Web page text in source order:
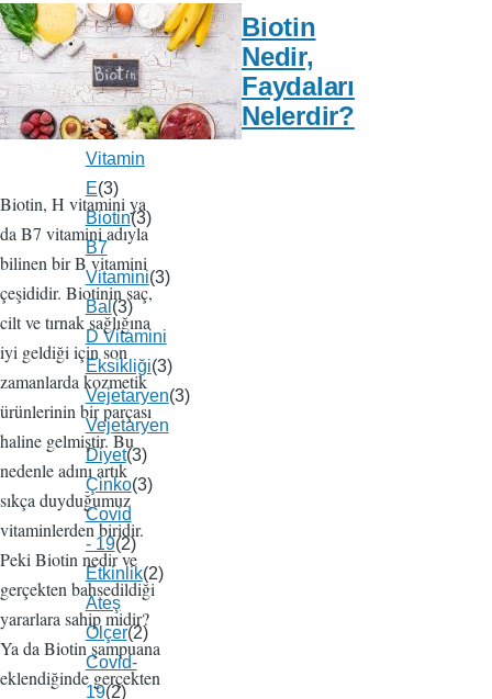
Biotin
Nedir,
Faydaları
Nelerdir?
Biotin, H vitamini ya
da B7 vitamini adıyla
bilinen bir B vitamini
çeşididir. Biotinin saç,
cilt ve tırnak sağlığına
iyi geldiği için son
zamanlarda kozmetik
ürünlerinin bir parçası
haline gelmiştir. Bu
nedenle adını artık
sıkça duyduğumuz
vitaminlerden biridir.
Peki Biotin nedir ve
gerçekten bahsedildiği
yararlara sahip midir?
Ya da Biotin şampuana
eklendiğinde gerçekten
B12(4)
E
Vitamini(4)
Polen(4)
Propolis(4)
Vitamin
E(3)
Biotin(3)
B7
Vitamini(3)
Bal (3)
D Vitamini
Eksikliği(3)
Vejetaryen(3)
Vejetaryen
Diyet(3)
Çinko(3)
Covid
- 19(2)
Etkinlik(2)
Ateş
Ölçer(2)
Covid-
19(2)